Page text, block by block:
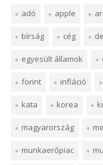
adó apple
bírság cég
egyesült államok
forint infláció
kata korea
magyarország
munkaerőpiac